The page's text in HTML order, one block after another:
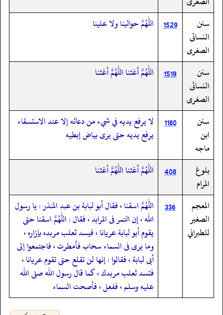
سنن
النسائى
الصغرى
1529 اللهم حوالينا ولا علينا
سنن
النسائى
الصغرى
1519 اللهم أغثنا اللهم أغثنا
سنن
ابن
ماجه
1180
لا يرفع يديه في شيء من دعائه إلا عند الاستسقاء
يرفع يديه حتى يرى بياض إبطيه
بلوغ
المرام
408 اللهم أغثنا اللهم أغثنا
المعجم
الصغير
للطبراني
336
اللهم اسقنا ، فقال أبو لبابة بن عبد المنذر : يا رسول
الله ، إن التمر فى المرابد ، فقال : اللهم اسقنا حتى
يقوم أبو لبابة عريانا ، فيسد ثعلب مربده بإزاره ،
وما يرى فى السماء سحاب فأمطرت ، فاجتمعوا إلى
أبى لبابة ، فقالوا : إنها لن تقلع حتى تقوم عريانا ،
فتسد ثعلب مربدك ، كما قال رسول الله صلى الله
عليه وسلم ، ففعل ، فأصحت السماء